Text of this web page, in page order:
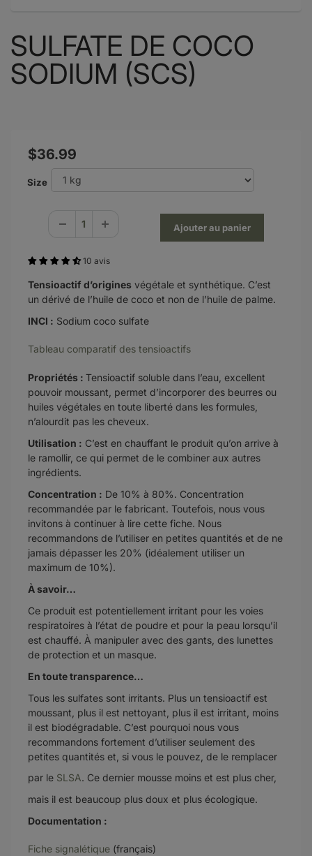
SULFATE DE COCO
SODIUM (SCS)
$36.99
Size
10 avis
Tensioactif d’origines végétale et synthétique. C’est
un dérivé de l’huile de coco et non de l’huile de palme.
INCI : Sodium coco sulfate
Tableau comparatif des tensioactifs
Propriétés : Tensioactif soluble dans l’eau, excellent
pouvoir moussant, permet d’incorporer des beurres ou
huiles végétales en toute liberté dans les formules,
n’alourdit pas les cheveux.
Utilisation : C’est en chauffant le produit qu’on arrive à
le ramollir, ce qui permet de le combiner aux autres
ingrédients.
Concentration : De 10% à 80%. Concentration
recommandée par le fabricant. Toutefois, nous vous
invitons à continuer à lire cette fiche. Nous
recommandons de l’utiliser en petites quantités et de ne
jamais dépasser les 20% (idéalement utiliser un
maximum de 10%).
À savoir…
Ce produit est potentiellement irritant pour les voies
respiratoires à l’état de poudre et pour la peau lorsqu’il
est chauffé. À manipuler avec des gants, des lunettes
de protection et un masque.
En toute transparence…
Tous les sulfates sont irritants. Plus un tensioactif est
moussant, plus il est nettoyant, plus il est irritant, moins
il est biodégradable. C’est pourquoi nous vous
recommandons fortement d’utiliser seulement des
petites quantités et, si vous le pouvez, de le remplacer
par le SLSA. Ce dernier mousse moins et est plus cher,
mais il est beaucoup plus doux et plus écologique.
Documentation :
Fiche signalétique (français)